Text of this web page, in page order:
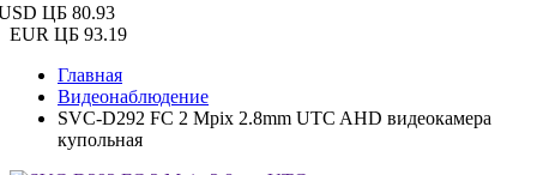
ЦБ 80.93
EUR ЦБ 93.19
Главная
Видеонаблюдение
SVC-D292 FC 2 Mpix 2.8mm UTC AHD видеокамера
купольная